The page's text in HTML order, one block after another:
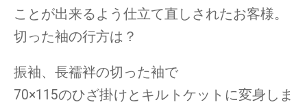
ことが出来るよう仕立て直しされたお客様。
切った袖の行方は？
振袖、長襦袢の切った袖で
70×115のひざ掛けとキルトケットに変身しま